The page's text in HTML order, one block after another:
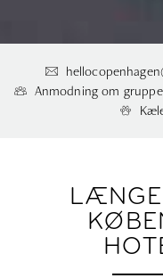
Anmodning om